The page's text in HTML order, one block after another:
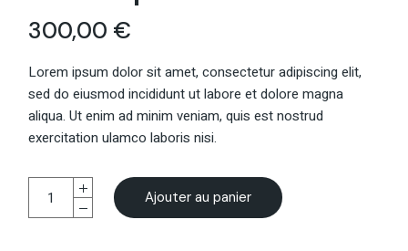
300,00 €
Lorem ipsum dolor sit amet, consectetur adipiscing elit,
sed do eiusmod incididunt ut labore et dolore magna
aliqua. Ut enim ad minim veniam, quis est nostrud
exercitation ulamco laboris nisi.
Ajouter au panier